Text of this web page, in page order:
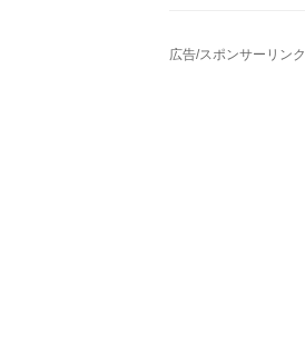
広告/スポンサーリンク